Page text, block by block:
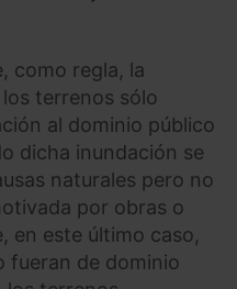
como regla, la
terrenos sólo
al dominio público
dicha inundación se
naturales pero no
por obras o
en este último caso,
fueran de dominio